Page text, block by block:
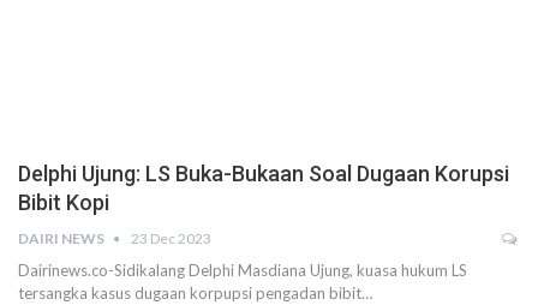
Delphi Ujung: LS Buka-Bukaan Soal Dugaan Korupsi
Bibit Kopi
DAIRI NEWS 23 Dec 2023
Dairinews.co-Sidikalang Delphi Masdiana Ujung, kuasa hukum LS
tersangka kasus dugaan korpupsi pengadan bibit…